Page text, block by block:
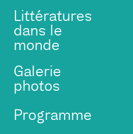
Littératures
dans le
monde
Galerie
photos
Programme